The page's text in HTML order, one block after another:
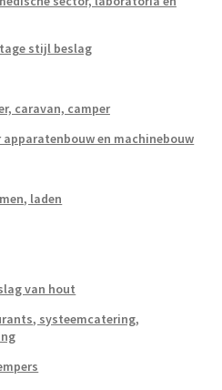
stijl beslag
caravan, camper
en machinebouw
laden
van hout
systeemcatering,